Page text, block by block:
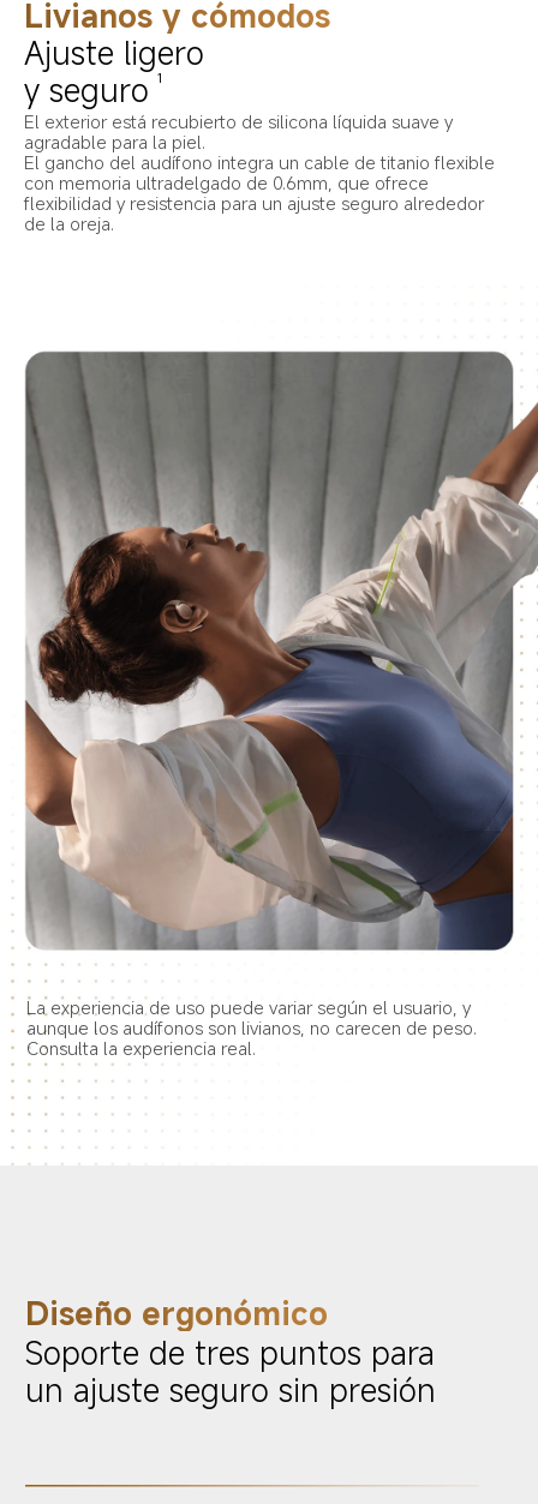
Livianos y cómodos
Ajuste ligero
y seguro 1
El exterior está recubierto de silicona líquida suave y
agradable para la piel.
El gancho del audífono integra un cable de titanio flexible
con memoria ultradelgado de 0.6mm, que ofrece
flexibilidad y resistencia para un ajuste seguro alrededor
de la oreja.
La experiencia de uso puede variar según el usuario, y
aunque los audífonos son livianos, no carecen de peso.
Consulta la experiencia real.
Diseño ergonómico
Soporte de tres puntos para
un ajuste seguro sin presión